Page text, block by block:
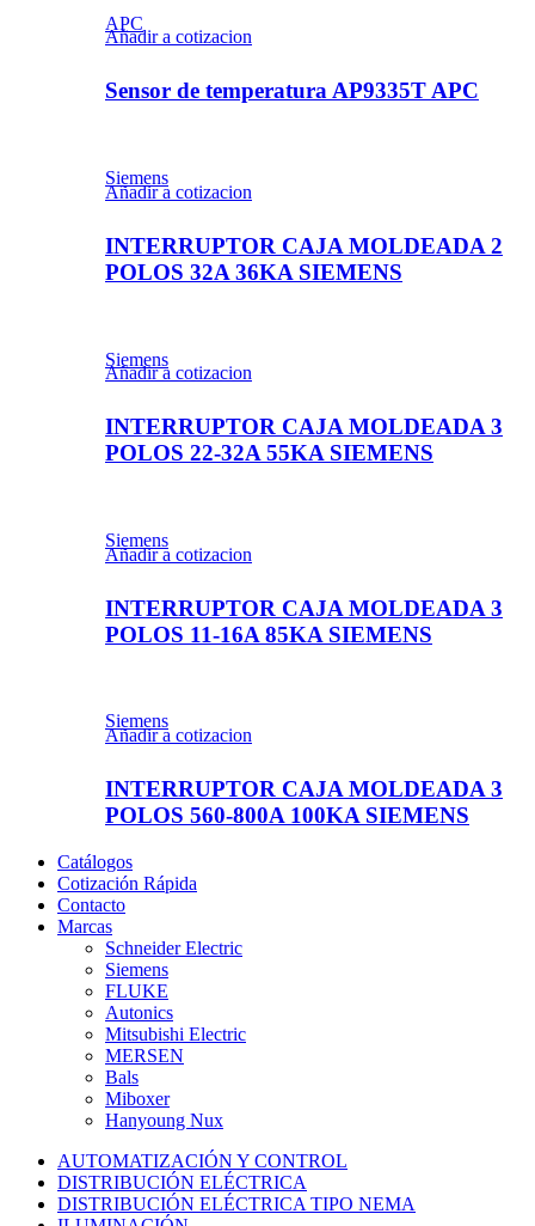
APC
Añadir a cotizacion
Sensor de temperatura AP9335T APC
Siemens
Añadir a cotizacion
INTERRUPTOR CAJA MOLDEADA 2
POLOS 32A 36KA SIEMENS
Siemens
Añadir a cotizacion
INTERRUPTOR CAJA MOLDEADA 3
POLOS 22-32A 55KA SIEMENS
Siemens
Añadir a cotizacion
INTERRUPTOR CAJA MOLDEADA 3
POLOS 11-16A 85KA SIEMENS
Siemens
Añadir a cotizacion
INTERRUPTOR CAJA MOLDEADA 3
POLOS 560-800A 100KA SIEMENS
Catálogos
Cotización Rápida
Contacto
Marcas
Schneider Electric
Siemens
FLUKE
Autonics
Mitsubishi Electric
MERSEN
Bals
Miboxer
Hanyoung Nux
AUTOMATIZACIÓN Y CONTROL
DISTRIBUCIÓN ELÉCTRICA
DISTRIBUCIÓN ELÉCTRICA TIPO NEMA